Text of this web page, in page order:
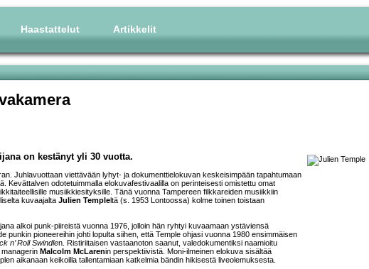
Haastattelut Artikkelit
on kestänyt yli 30 vuotta.
Juhlavuottaan viettävään lyhyt- ja dokumenttielokuvan keskeisimpään tapahtumaan
Kevättalven odotetuimmalla elokuvafestivaalilla on perinteisesti omistettu omat
musiikkiesityksille. Tänä vuonna Tampereen filkkareiden musiikkiin
kuvaajalta Julien Templeltä (s. 1953 Lontoossa) kolme toinen toistaan
alkoi punk-piireistä vuonna 1976, jolloin hän ryhtyi kuvaamaan ystäviensä
punkin pioneereihin johti lopulta siihen, että Temple ohjasi vuonna 1980 ensimmäisen
n’ Roll Swindlen. Ristiriitaisen vastaanoton saanut, valedokumentiksi naamioitu
Malcolm McLarenin perspektiivistä. Moni-ilmeinen elokuva sisältää
aikanaan keikoilla tallentamiaan katkelmia bändin hikisestä liveolemuksesta.